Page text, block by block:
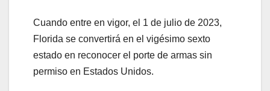
Cuando entre en vigor, el 1 de julio de 2023,
Florida se convertirá en el vigésimo sexto
estado en reconocer el porte de armas sin
permiso en Estados Unidos.